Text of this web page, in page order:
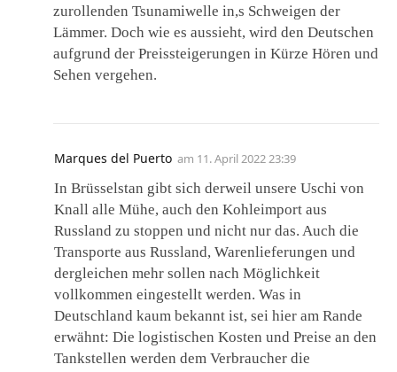
zurollenden Tsunamiwelle in,s Schweigen der
Lämmer. Doch wie es aussieht, wird den Deutschen
aufgrund der Preissteigerungen in Kürze Hören und
Sehen vergehen.
Marques del Puerto am 11. April 2022 23:39
In Brüsselstan gibt sich derweil unsere Uschi von
Knall alle Mühe, auch den Kohleimport aus
Russland zu stoppen und nicht nur das. Auch die
Transporte aus Russland, Warenlieferungen und
dergleichen mehr sollen nach Möglichkeit
vollkommen eingestellt werden. Was in
Deutschland kaum bekannt ist, sei hier am Rande
erwähnt: Die logistischen Kosten und Preise an den
Tankstellen werden dem Verbraucher die